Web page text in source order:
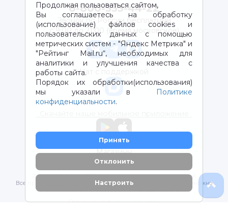
Продолжая пользоваться сайтом,
Вы соглашаетесь на обработку
(использование) файлов cookies и
пользовательских данных с помощью
метрических систем - "Яндекс Метрика" и
"Рейтинг Mail.ru“, необходимых для
аналитики и улучшения качества с
работы сайта.
Порядок их обработки(использования)
мы указали в
Политике
конфиденциальности.
Принять
Отклонить
Настроить
8-800-333-44-22
Звонок по России бесплатный
с 9:00 до 21:00 (время московское)
Чат с поддержкой
Магазины
2012-2026 © ООО "ВОТОНЯ". Детские товары с доставкой
Все права защищены. Любое использование материалов возможно
только с письменного разрешения владельцев сайта.
Политика конфиденциальности